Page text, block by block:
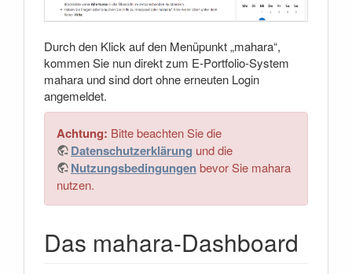
Durch den Klick auf den Menüpunkt „mahara“,
kommen Sie nun direkt zum E-Portfolio-System
mahara und sind dort ohne erneuten Login
angemeldet.
Achtung: Bitte beachten Sie die
Datenschutzerklärung und die
Nutzungsbedingungenbevor Sie mahara
nutzen.
Das mahara-Dashboard